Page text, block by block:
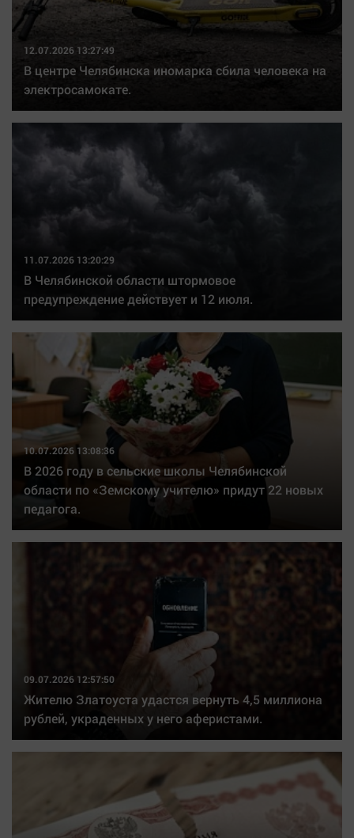
12.07.2026 13:27:49
В центре Челябинска иномарка сбила человека на
электросамокате.
11.07.2026 13:20:29
В Челябинской области штормовое
предупреждение действует и 12 июля.
10.07.2026 13:08:36
В 2026 году в сельские школы Челябинской
области по «Земскому учителю» придут 22 новых
педагога.
09.07.2026 12:57:50
Жителю Златоуста удастся вернуть 4,5 миллиона
рублей, украденных у него аферистами.